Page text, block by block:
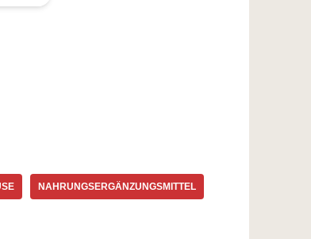
NAHRUNGSERGÄNZUNGSMITTEL